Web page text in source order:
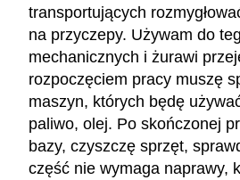
transportujących
na przyczepy. Używam do
mechanicznych i żurawi
rozpoczęciem pracy muszę
maszyn, których będę
paliwo, olej. Po skończonej
bazy, czyszczę sprzęt,
część nie wymaga naprawy,